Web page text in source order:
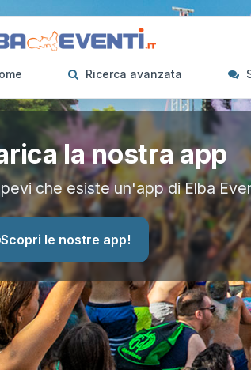
Ricerca avanzata
la nostra app
che esiste un'app di Elba
Scopri le nostre app!